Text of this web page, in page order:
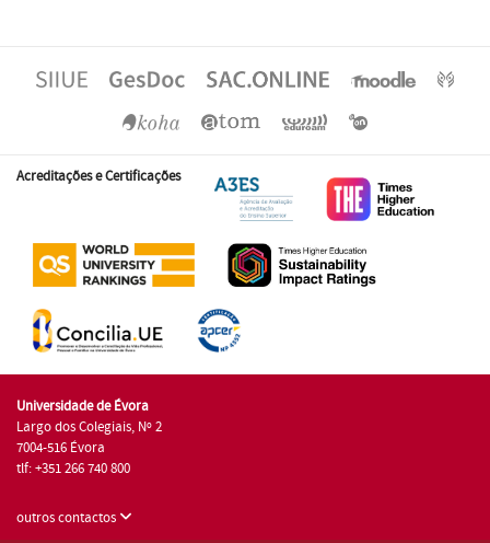
Acreditações e Certificações
Universidade de Évora
Largo dos Colegiais, Nº 2
7004-516 Évora
tlf: +351 266 740 800
outros contactos